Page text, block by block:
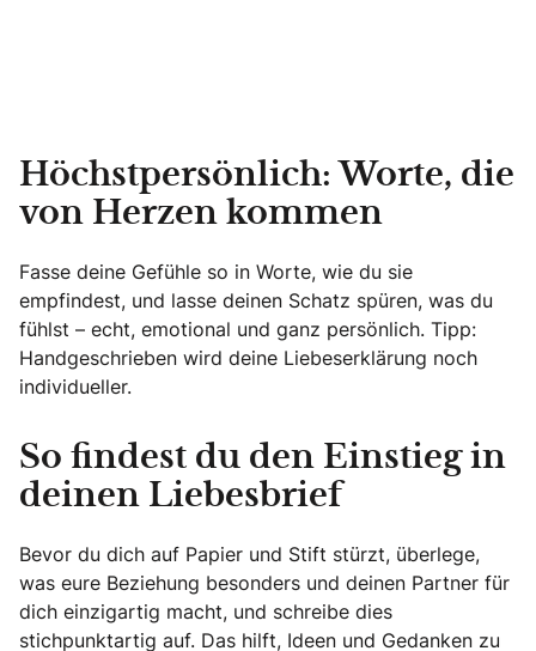
Höchstpersönlich: Worte, die
von Herzen kommen
Fasse deine Gefühle so in Worte, wie du sie
empfindest, und lasse deinen Schatz spüren, was du
fühlst – echt, emotional und ganz persönlich. Tipp:
Handgeschrieben wird deine Liebeserklärung noch
individueller.
So findest du den Einstieg in
deinen Liebesbrief
Bevor du dich auf Papier und Stift stürzt, überlege,
was eure Beziehung besonders und deinen Partner für
dich einzigartig macht, und schreibe dies
stichpunktartig auf. Das hilft, Ideen und Gedanken zu